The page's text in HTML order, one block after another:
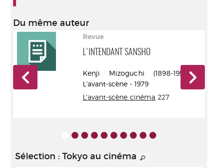
Du même auteur
Revue
L'INTENDANT SANSHO
Kenji Mizoguchi (1898-1956) -
L'avant-scène - 1979
L'avant-scène cinéma 227
Sélection : Tokyo au cinéma